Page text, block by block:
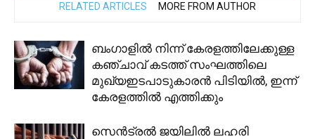
RELATED ARTICLES MORE FROM AUTHOR
ബംഗാളിൽ നിന്ന് കേരളത്തിലേക്കുള്ള
കഞ്ചാവ് കടത്ത് സംഘത്തിലെ
മുഖ്യഇടപാടുകാരന്‍ പിടിയില്‍, ഇന്ന്
കേരളത്തിൽ എത്തിക്കും
സെൻട്രൽ ജയിലിൽ ലഹരി